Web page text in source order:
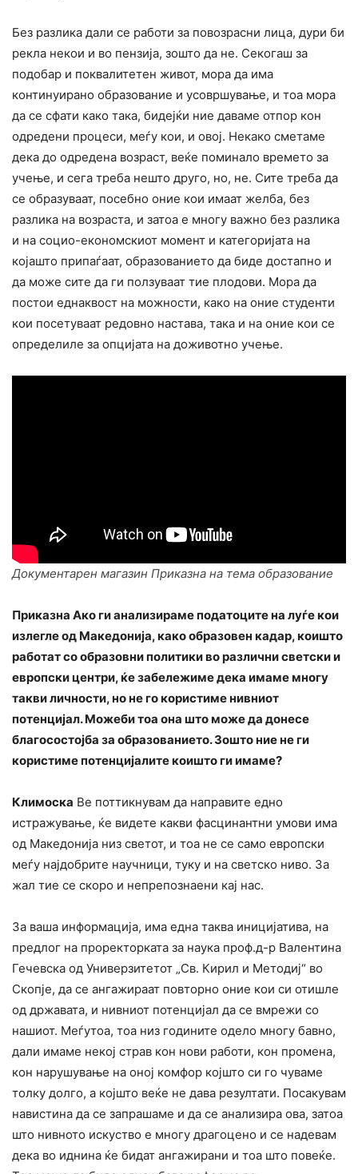
Без разлика дали се работи за повозрасни лица, дури би
рекла некои и во пензија, зошто да не. Секогаш за
подобар и поквалитетен живот, мора да има
континуирано образование и усовршување, и тоа мора
да се сфати како така, бидејќи ние даваме отпор кон
одредени процеси, меѓу кои, и овој. Некако сметаме
дека до одредена возраст, веќе поминало времето за
учење, и сега треба нешто друго, но, не. Сите треба да
се образуваат, посебно оние кои имаат желба, без
разлика на возраста, и затоа е многу важно без разлика
и на социо-економскиот момент и категоријата на
којашто припаѓаат, образованието да биде достапно и
да може сите да ги ползуваат тие плодови. Мора да
постои еднаквост на можности, како на оние студенти
кои посетуваат редовно настава, така и на оние кои се
определиле за опцијата на доживотно учење.
Документарен магазин Приказна на тема образование
Приказна Ако ги анализираме податоците на луѓе кои
излегле од Македонија, како образовен кадар, коишто
работат со образовни политики во различни светски и
европски центри, ќе забележиме дека имаме многу
такви личности, но не го користиме нивниот
потенцијал. Можеби тоа она штоможеда донесе
благосостојба за образованието. Зошто ние не ги
користиме потенцијалитекоиштоги имаме?
Климоска Ве поттикнувам да направите едно
истражување, ќе видете какви фасцинантни умови има
од Македонија низ светот, и тоа не се само европски
меѓу најдобрите научници, туку и на светско ниво. За
жал тие се скоро и непрепознаени кај нас.
За ваша информација, има една таква иницијатива, на
предлог на проректорката за наука проф.д-р Валентина
Гечевска од Универзитетот „Св. Кирил и Методиј“ во
Скопје, да се ангажираат повторно оние кои си отишле
од државата, и нивниот потенцијал да се вмрежи со
нашиот. Меѓутоа, тоа низ годините одело многу бавно,
дали имаме некој страв кон нови работи, кон промена,
кон нарушување на оној комфор којшто си го чуваме
толку долго, а којшто веќе не дава резултати. Посакувам
навистина да се запрашаме и да се анализира ова, затоа
што нивното искуство е многу драгоцено и се надевам
дека во иднина ќе бидат ангажирани и тоа што повеќе.